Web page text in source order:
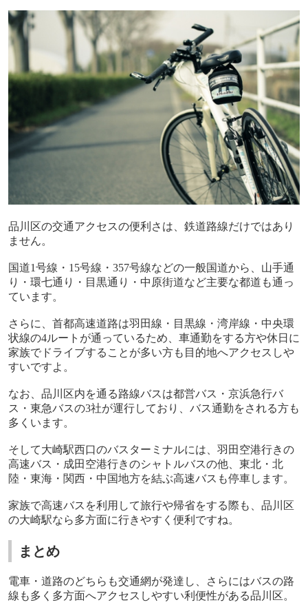
品川区の交通アクセスの便利さは、鉄道路線だけではあり
ません。
国道1号線・ 15号線・ 357号線などの一般国道から、山手通
り・環七通り・目黒通り・中原街道など主要な都道も通っ
ています。
さらに、首都高速道路は羽田線・目黒線・湾岸線・中央環
状線の4ルートが通っているため、車通勤をする方や休日に
家族でドライブすることが多い方も目的地へアクセスしや
すいですよ。
なお、品川区内を通る路線バスは都営バス・京浜急行バ
ス・東急バスの3社が運行しており、バス通勤をされる方も
多くいます。
そして大崎駅西口のバスターミナルには、羽田空港行きの
高速バス・成田空港行きのシャトルバスの他、東北・北
陸・東海・関西・中国地方を結ぶ高速バスも停車します。
家族で高速バスを利用して旅行や帰省をする際も、品川区
の大崎駅なら多方面に行きやすく便利ですね。
まとめ
電車・道路のどちらも交通網が発達し、さらにはバスの路
線も多く多方面へアクセスしやすい利便性がある品川区。